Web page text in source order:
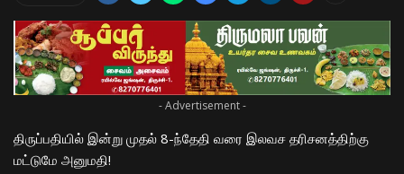
- Advertisement -
திருப்பதியில் இன்று முதல் 8-ந்தேதி வரை இலவச தரிசனத்திற்கு
மட்டுமே அனுமதி!